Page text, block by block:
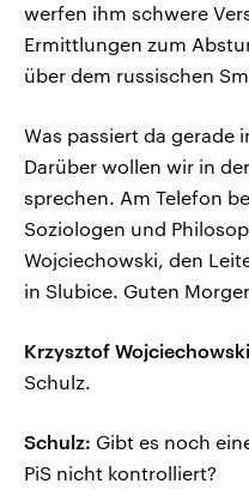
werfen ihm schwere
Ermittlungen zum
über dem russischen
Was passiert da gerade
Darüber wollen wir in
sprechen. Am Telefon
Soziologen und
Wojciechowski, den
in Slubice. Guten
Krzysztof
Schulz.
Schulz: Gibt es noch
PiS nicht kontrolliert?